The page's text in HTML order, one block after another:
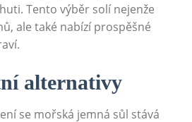
Tento výběr solí nejenže
ale také nabízí prospěšné
alternativy
se mořská jemná sůl stává